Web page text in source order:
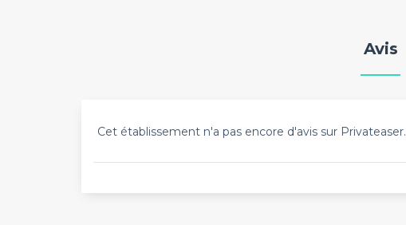
Avis
Cet établissement n'a pas encore d'avis sur Privateaser.